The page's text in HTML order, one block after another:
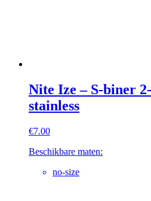
Nite Ize – S-biner
stainless
€7.00
Beschikbare maten:
no-size